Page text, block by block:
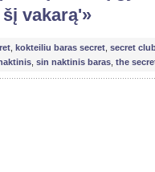
vakarą'»
kokteiliu baras secret secret
sin naktinis baras the